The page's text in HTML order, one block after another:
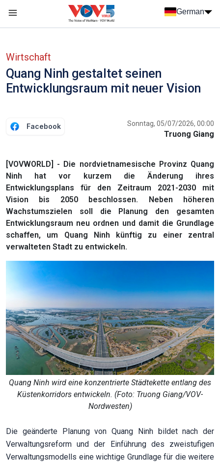
German
Wirtschaft
Quang Ninh gestaltet seinen
Entwicklungsraum mit neuer Vision
Facebook Sonntag, 05/07/2026, 00:00
Truong Giang
[VOVWORLD] - Die nordvietnamesische Provinz Quang
Ninh hat vor kurzem die Änderung ihres
Entwicklungsplans für den Zeitraum 2021-2030 mit
Vision bis 2050 beschlossen. Neben höheren
Wachstumszielen soll die Planung den gesamten
Entwicklungsraum neu ordnen und damit die Grundlage
schaffen, um Quang Ninh künftig zu einer zentral
verwalteten Stadt zu entwickeln.
Quang Ninh wird eine konzentrierte Städtekette entlang des
Küstenkorridors entwickeln. (Foto: Truong Giang/VOV-
Nordwesten)
Die geänderte Planung von Quang Ninh bildet nach der
Verwaltungsreform und der Einführung des zweistufigen
Verwaltungsmodells eine wichtige Grundlage für die weitere